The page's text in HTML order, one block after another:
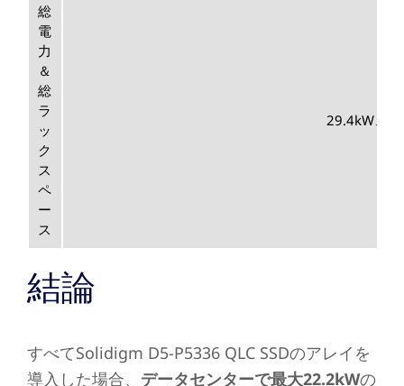
総
電
力
＆
総
ラ
ッ
ク
ス
ペ
ー
ス
29.4kW、3
結論
すべてSolidigm D5-P5336 QLC SSDのアレイを
導入した場合、 データセンターで最大22.2kWの